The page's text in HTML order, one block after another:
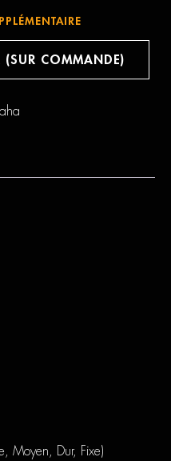
(SUR COMMANDE)
Moyen, Dur, Fixe)